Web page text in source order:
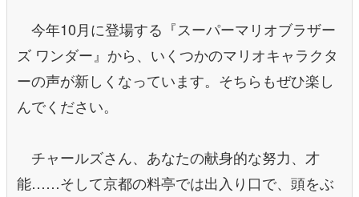
今年10月に登場する『スーパーマリオブラザー
ズ ワンダー』から、いくつかのマリオキャラクタ
ーの声が新しくなっています。そちらもぜひ楽し
んでください。
チャールズさん、あなたの献身的な努力、才
能……そして京都の料亭では出入り口で、頭をぶ